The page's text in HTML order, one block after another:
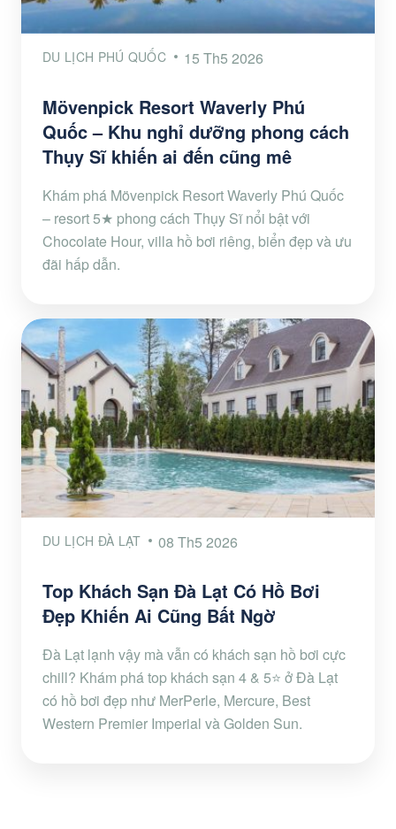
DU LỊCH PHÚ QUỐC 15 Th5 2026
Mövenpick Resort Waverly Phú
Quốc – Khu nghỉ dưỡng phong cách
Thụy Sĩ khiến ai đến cũng mê
Khám phá Mövenpick Resort Waverly Phú Quốc
– resort 5★ phong cách Thụy Sĩ nổi bật với
Chocolate Hour, villa hồ bơi riêng, biển đẹp và ưu
đãi hấp dẫn.
DU LỊCH ĐÀ LẠT 08 Th5 2026
Top Khách Sạn Đà Lạt Có Hồ Bơi
Đẹp Khiến Ai Cũng Bất Ngờ
Đà Lạt lạnh vậy mà vẫn có khách sạn hồ bơi cực
chill? Khám phá top khách sạn 4 & 5⭐ ở Đà Lạt
có hồ bơi đẹp như MerPerle, Mercure, Best
Western Premier Imperial và Golden Sun.